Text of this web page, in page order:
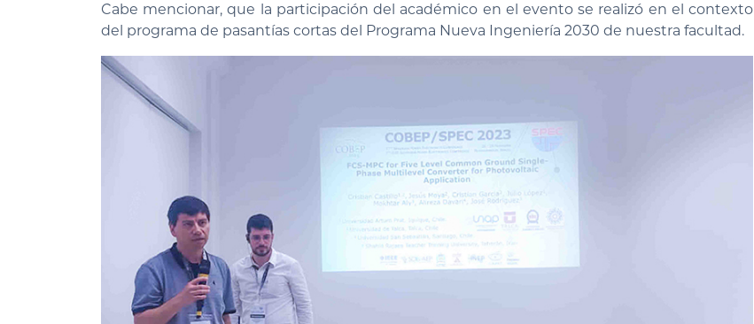
Cabe mencionar, que la participación del académico en el evento se realizó en el contexto
del programa de pasantías cortas del Programa Nueva Ingeniería 2030 de nuestra facultad.